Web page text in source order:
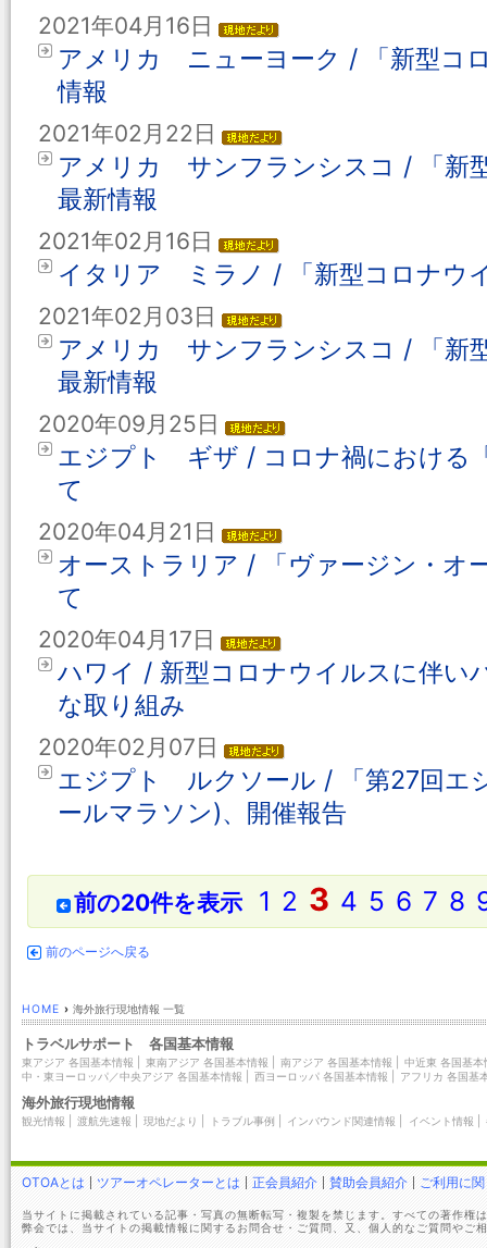
2021年04月16日
アメリカ ニューヨーク / 「新型コ
情報
2021年02月22日
アメリカ サンフランシスコ / 「新
最新情報
2021年02月16日
イタリア ミラノ / 「新型コロナウ
2021年02月03日
アメリカ サンフランシスコ / 「新
最新情報
2020年09月25日
エジプト ギザ / コロナ禍における
て
2020年04月21日
オーストラリア / 「ヴァージン・オ
て
2020年04月17日
ハワイ / 新型コロナウイルスに伴い
な取り組み
2020年02月07日
エジプト ルクソール / 「第27回エ
ールマラソン)、開催報告
前の20件を表示 1 2 3 4 5 6 7 8
前のページへ戻る
HOME › 海外旅行現地情報 一覧
トラベルサポート 各国基本情報
東アジア 各国基本情報 東南アジア 各国基本情報 南アジア 各国基本情報
中近東 各国基本
中・東ヨーロッパ／中央アジア 各国基本情報
西ヨーロッパ 各国基本情報 アフリカ 各国基
海外旅行現地情報
観光情報 渡航先速報 現地だより トラブル事例 インバウンド関連情報 イベント情報
OTOAとは ツアーオペレーターとは 正会員紹介 賛助会員紹介 ご利用に
当サイトに掲載されている記事・写真の無断転写・複製を禁じます。すべての著作権
弊会では、当サイトの掲載情報に関するお問合せ・ご質問、又、個人的なご質問やご